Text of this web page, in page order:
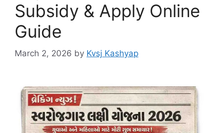
Subsidy & Apply Online
Guide
March 2, 2026 by Kvsj Kashyap